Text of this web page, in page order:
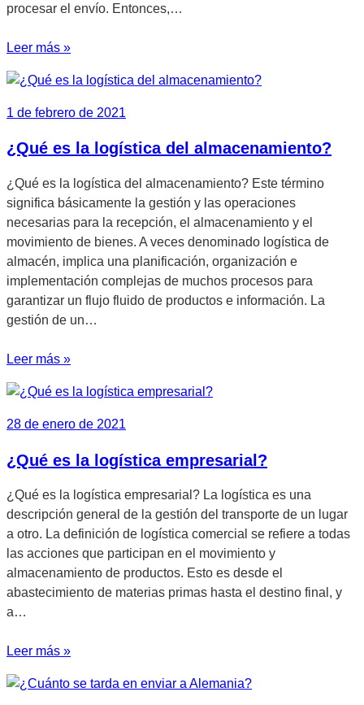
procesar el envío. Entonces,…
Leer más »
1 de febrero de 2021
¿Qué es la logística del almacenamiento?
¿Qué es la logística del almacenamiento? Este término
significa básicamente la gestión y las operaciones
necesarias para la recepción, el almacenamiento y el
movimiento de bienes. A veces denominado logística de
almacén, implica una planificación, organización e
implementación complejas de muchos procesos para
garantizar un flujo fluido de productos e información. La
gestión de un…
Leer más »
28 de enero de 2021
¿Qué es la logística empresarial?
¿Qué es la logística empresarial? La logística es una
descripción general de la gestión del transporte de un lugar
a otro. La definición de logística comercial se refiere a todas
las acciones que participan en el movimiento y
almacenamiento de productos. Esto es desde el
abastecimiento de materias primas hasta el destino final, y
a…
Leer más »